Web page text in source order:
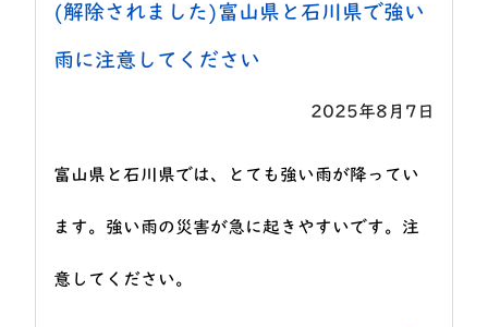
(解除されました)富山県と石川県で強い
雨に注意してください
2025年8月7日
富山県と石川県では、とても強い雨が降ってい
ます。強い雨の災害が急に起きやすいです。注
意してください。